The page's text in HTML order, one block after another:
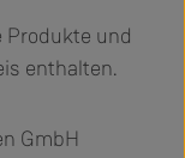
Produkte und
enthalten.
GmbH